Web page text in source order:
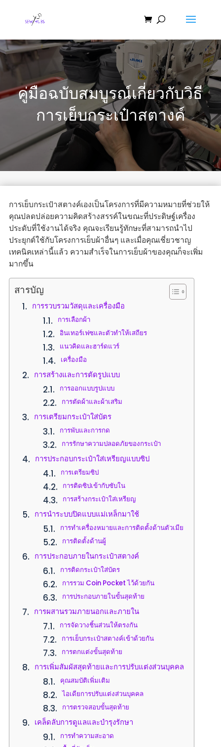
คู่มือฉบับสมบูรณ์เกี่ยวกับวิธี
การเย็บกระเป๋าสตางค์
การเย็บกระเป๋าสตางค์เองเป็นโครงการที่มีความหมายที่ช่วยให้
คุณปลดปล่อยความคิดสร้างสรรค์ในขณะที่ประดิษฐ์เครื่อง
ประดับที่ใช้งานได้จริง คุณจะเรียนรู้ทักษะที่สามารถนำไป
ประยุกต์ใช้กับโครงการเย็บผ้าอื่นๆ และเมื่อคุณเชี่ยวชาญ
เทคนิคเหล่านี้แล้ว ความสำเร็จในการเย็บผ้าของคุณก็จะเพิ่ม
มากขึ้น
สารบัญ
การรวบรวมวัสดุและเครื่องมือ
การเลือกผ้า
อินเทอร์เฟซและตัวทำให้เสถียร
แนวคิดและฮาร์ดแวร์
เครื่องมือ
การสร้างและการตัดรูปแบบ
การออกแบบรูปแบบ
การตัดผ้าและผ้าเสริม
การเตรียมกระเป๋าใส่บัตร
การพับและการกด
การรักษาความปลอดภัยของกระเป๋า
การประกอบกระเป๋าใส่เหรียญแบบซิป
การเตรียมซิป
การติดซิปเข้ากับซับใน
การสร้างกระเป๋าใส่เหรียญ
การนำระบบปิดแบบแม่เหล็กมาใช้
การทำเครื่องหมายและการติดตั้งด้านตัวเมีย
การติดตั้งด้านผู้
การประกอบภายในกระเป๋าสตางค์
การติดกระเป๋าใส่บัตร
การรวม Coin Pocket ไว้ด้วยกัน
การประกอบภายในขั้นสุดท้าย
การผสานรวมภายนอกและภายใน
การจัดวางชิ้นส่วนให้ตรงกัน
การเย็บกระเป๋าสตางค์เข้าด้วยกัน
การตกแต่งขั้นสุดท้าย
การเพิ่มสัมผัสสุดท้ายและการปรับแต่งส่วนบุคคล
คุณสมบัติเพิ่มเติม
ไอเดียการปรับแต่งส่วนบุคคล
การตรวจสอบขั้นสุดท้าย
เคล็ดลับการดูแลและบำรุงรักษา
การทำความสะอาด